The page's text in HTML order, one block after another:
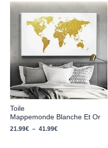
Toile
Mappemonde Blanche Et Or
21.99€ – 41.99€
Plage
de
prix :
21.99€
à
41.99€